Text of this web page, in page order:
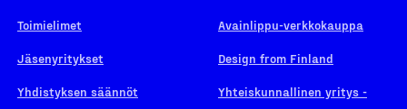
Toimielimet
Jäsenyritykset
Yhdistyksen säännöt
Avainlippu-verkkokauppa
Design from Finland
Yhteiskunnallinen yritys -